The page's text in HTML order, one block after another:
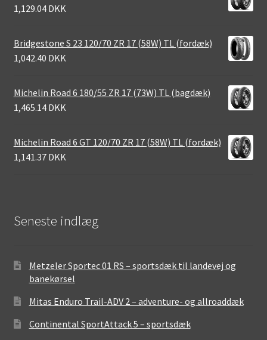
1,129.04 DKK
Bridgestone S 23 120/70 ZR 17 (58W) TL (fordæk)
1,042.40 DKK
Michelin Road 6 180/55 ZR 17 (73W) TL (bagdæk)
1,465.14 DKK
Michelin Road 6 GT 120/70 ZR 17 (58W) TL (fordæk)
1,141.37 DKK
Seneste indlæg
Metzeler Sportec 01 RS – sportsdæk til landevej og
banekørsel
Mitas Enduro Trail-ADV 2 – adventure- og allroaddæk
Continental SportAttack 5 – sportsdæk